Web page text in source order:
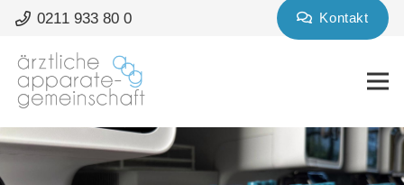
0211 933 80 0 Kontakt